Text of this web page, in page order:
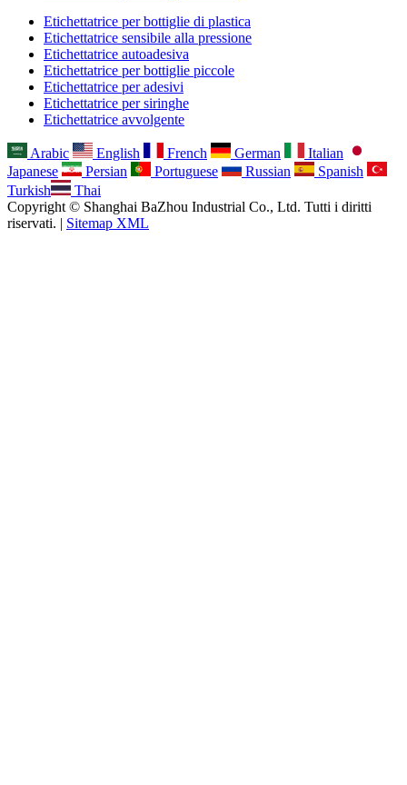
Etichettatrice per bottiglie di plastica
Etichettatrice sensibile alla pressione
Etichettatrice autoadesiva
Etichettatrice per bottiglie piccole
Etichettatrice per adesivi
Etichettatrice per siringhe
Etichettatrice avvolgente
Arabic English French German
Italian
Japanese
Persian Portuguese Russian
Spanish
Turkish
Thai
Copyright © Shanghai BaZhou Industrial Co., Ltd. Tutti i diritti
riservati. | Sitemap XML